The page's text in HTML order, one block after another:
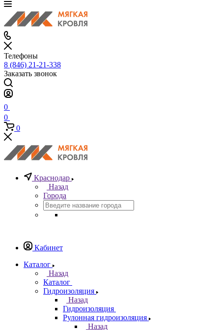
Телефоны
8 (846) 21-21-338
Заказать звонок
0
0
0
Краснодар
Назад
Города
Кабинет
Каталог
Назад
Каталог
Гидроизоляция
Назад
Гидроизоляция
Рулонная гидроизоляция
Назад